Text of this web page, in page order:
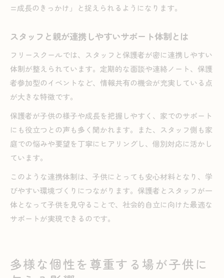
=成長のきっかけ」と捉えられるようになります。
スタッフと親が連携しやすいサポート体制とは
フリースクールでは、スタッフと保護者が密に連携しやすい
体制が整えられています。定期的な面談や連絡ノート、保護
者参加型のイベントなど、情報共有の機会が充実している点
が大きな特徴です。
保護者が子供の様子や成長を把握しやすく、家でのサポート
にも役立つとの声も多く聞かれます。また、スタッフ側も家
庭での悩みや要望を丁寧にヒアリングし、個別対応に活かし
ています。
このような連携体制は、子供にとっても安心材料となり、学
びやすい環境づくりにつながります。保護者とスタッフが一
体となって子供を見守ることで、社会的自立に向けた最適な
サポートが実現できるのです。
多様な個性を尊重する場が子供に